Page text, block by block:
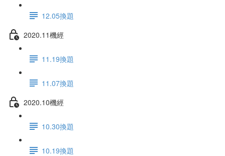
12.05換題
2020.11機經
11.19換題
11.07換題
2020.10機經
10.30換題
10.19換題